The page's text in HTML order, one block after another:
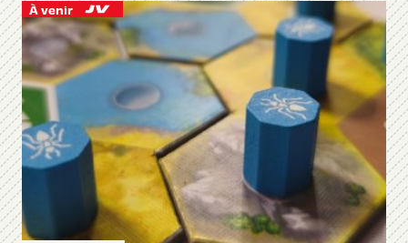
À venir